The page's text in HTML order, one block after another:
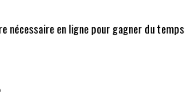
nécessaire en ligne pour gagner du temps